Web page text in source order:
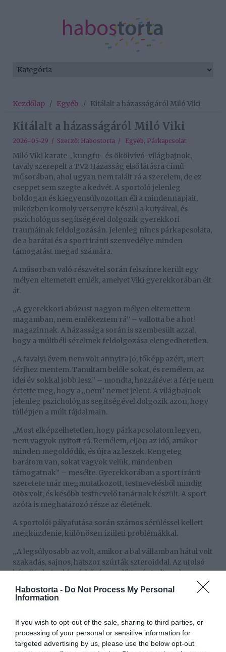
Habostorta - Do Not Process My Personal
Information
If you wish to opt-out of the sale, sharing to third parties, or
processing of your personal or sensitive information for
targeted advertising by us, please use the below opt-out
Kezdőlap / Egyéb / Kitálalt a házasságáról Miló Viki
Kitálalt a házasságáról Miló Viki
2026-05-29 / Szerző: Habostorta / Egyéb, Párkapcsolat
Miló Viki karate-, kungfu- és ökölvívó-világbajnok,
tavaly szerepelt a TV2 Házasság első látásra című
műsorában, ahol ugyan nem talált rá a szerelem, de ez
cseppet sem szegte a kedvét. A sportoló jelenleg
boldogan és kiegyensúlyozottan éli a mindennapjait,
miközben komoly versenyre készül a kutyáival, és
pszichológus segítségével dolgozik gyerekkori
traumáinak feldolgozásán. Jelenleg nincs párkapcsolata,
de a barátai és a sport iránti szenvedélye minden
támogatást megad számára.
A műsorban való részvétel során felszínre került egy
mélyen eltemetett emlék, amelyet Viki gyerekkorában élt
át.
„A gyerekkori abúzust nagyon mélyen eltemettem
magamban, nem emlékeztem rá” – vallotta be a hot!
magazinnak. A házassága során is szembesült azzal,
hogy a múltbéli sérelmek feldolgozása elengedhetetlen.
„A tavalyi évem nem volt annyira jó, főképp azért, mert
férjhez mentem. Tanultam belőle sokat, és remélem, az
idei év sokkal jobb lesz” – mondta, hozzátéve: a férje nem
értette meg, hogy a „nem” nemet jelent. A világbajnok
jelenleg pszichológus segítségével dolgozik azon, hogy
túllépjen a múlt fájdalmain.
„Most elképzelhetetlen, hogy párkapcsolatom legyen,
nem vagyok nyitott rá. Remélem, eljön az idő, amikor
minden megoldódik, és újra az leszek. Rengeteg
barátom van, sokat vagyok velük, mindenben
támogatnak” – mesélte. Gyerekkorában a sport iránti
szeretete már megmutatkozott, testnevelésből mindig
ötös volt, és később testnevelő tanárnak készült. A sport
azóta is meghatározó része az életének.
A sportolói pályafutása során számos sérüléssel kellett
megküzdenie, különösen ízületi problémákkal.
„A legsúlyosabb az volt, amikor a bal vállamban hátul volt
szakadás, sajnos, hatszor szúrták szteroiddal. Az utolsó
két világbajnoki mérkőzésem előtt már tudtam, hogy
végigedzeni a felkészülést” – emlékezett vissza. Ma már
mindennapjai része, személyi trénerként és
bokszedzőként napi kétszer-háromszor edz a
tanítványaival.